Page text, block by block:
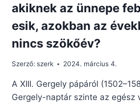
akiknek az ünnepe
esik, azokban az
nincs szökőév?
Szerző: szerk 2024. március 4.
A XIII. Gergely pápáról
Gergely-naptár szinte az egész